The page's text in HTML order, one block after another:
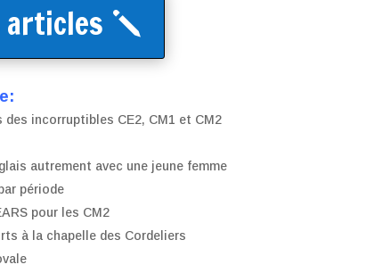
articles
incorruptibles CE2, CM1 et CM2
autrement avec une jeune femme
période
pour les CM2
à la chapelle des Cordeliers